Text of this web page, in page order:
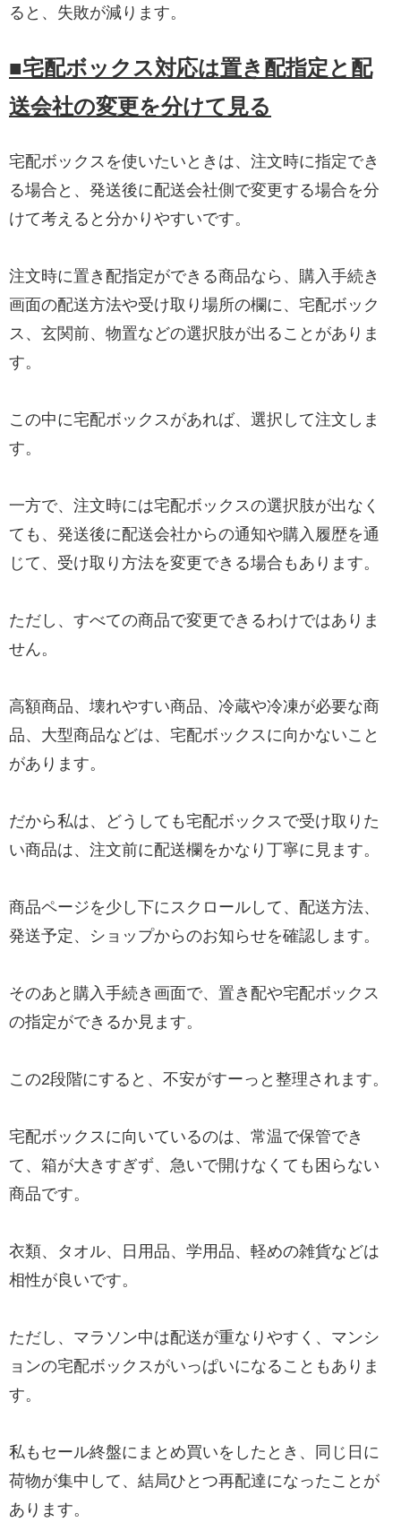
ると、失敗が減ります。
■宅配ボックス対応は置き配指定と配
送会社の変更を分けて見る
宅配ボックスを使いたいときは、注文時に指定でき
る場合と、発送後に配送会社側で変更する場合を分
けて考えると分かりやすいです。
注文時に置き配指定ができる商品なら、購入手続き
画面の配送方法や受け取り場所の欄に、宅配ボック
ス、玄関前、物置などの選択肢が出ることがありま
す。
この中に宅配ボックスがあれば、選択して注文しま
す。
一方で、注文時には宅配ボックスの選択肢が出なく
ても、発送後に配送会社からの通知や購入履歴を通
じて、受け取り方法を変更できる場合もあります。
ただし、すべての商品で変更できるわけではありま
せん。
高額商品、壊れやすい商品、冷蔵や冷凍が必要な商
品、大型商品などは、宅配ボックスに向かないこと
があります。
だから私は、どうしても宅配ボックスで受け取りた
い商品は、注文前に配送欄をかなり丁寧に見ます。
商品ページを少し下にスクロールして、配送方法、
発送予定、ショップからのお知らせを確認します。
そのあと購入手続き画面で、置き配や宅配ボックス
の指定ができるか見ます。
この2段階にすると、不安がすーっと整理されます。
宅配ボックスに向いているのは、常温で保管でき
て、箱が大きすぎず、急いで開けなくても困らない
商品です。
衣類、タオル、日用品、学用品、軽めの雑貨などは
相性が良いです。
ただし、マラソン中は配送が重なりやすく、マンシ
ョンの宅配ボックスがいっぱいになることもありま
す。
私もセール終盤にまとめ買いをしたとき、同じ日に
荷物が集中して、結局ひとつ再配達になったことが
あります。